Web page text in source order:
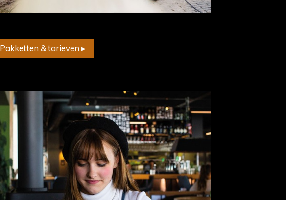
Pakketten & tarieven ▸